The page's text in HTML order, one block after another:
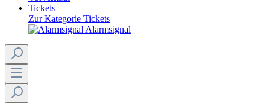
Tickets
Zur Kategorie Tickets
Alarmsignal